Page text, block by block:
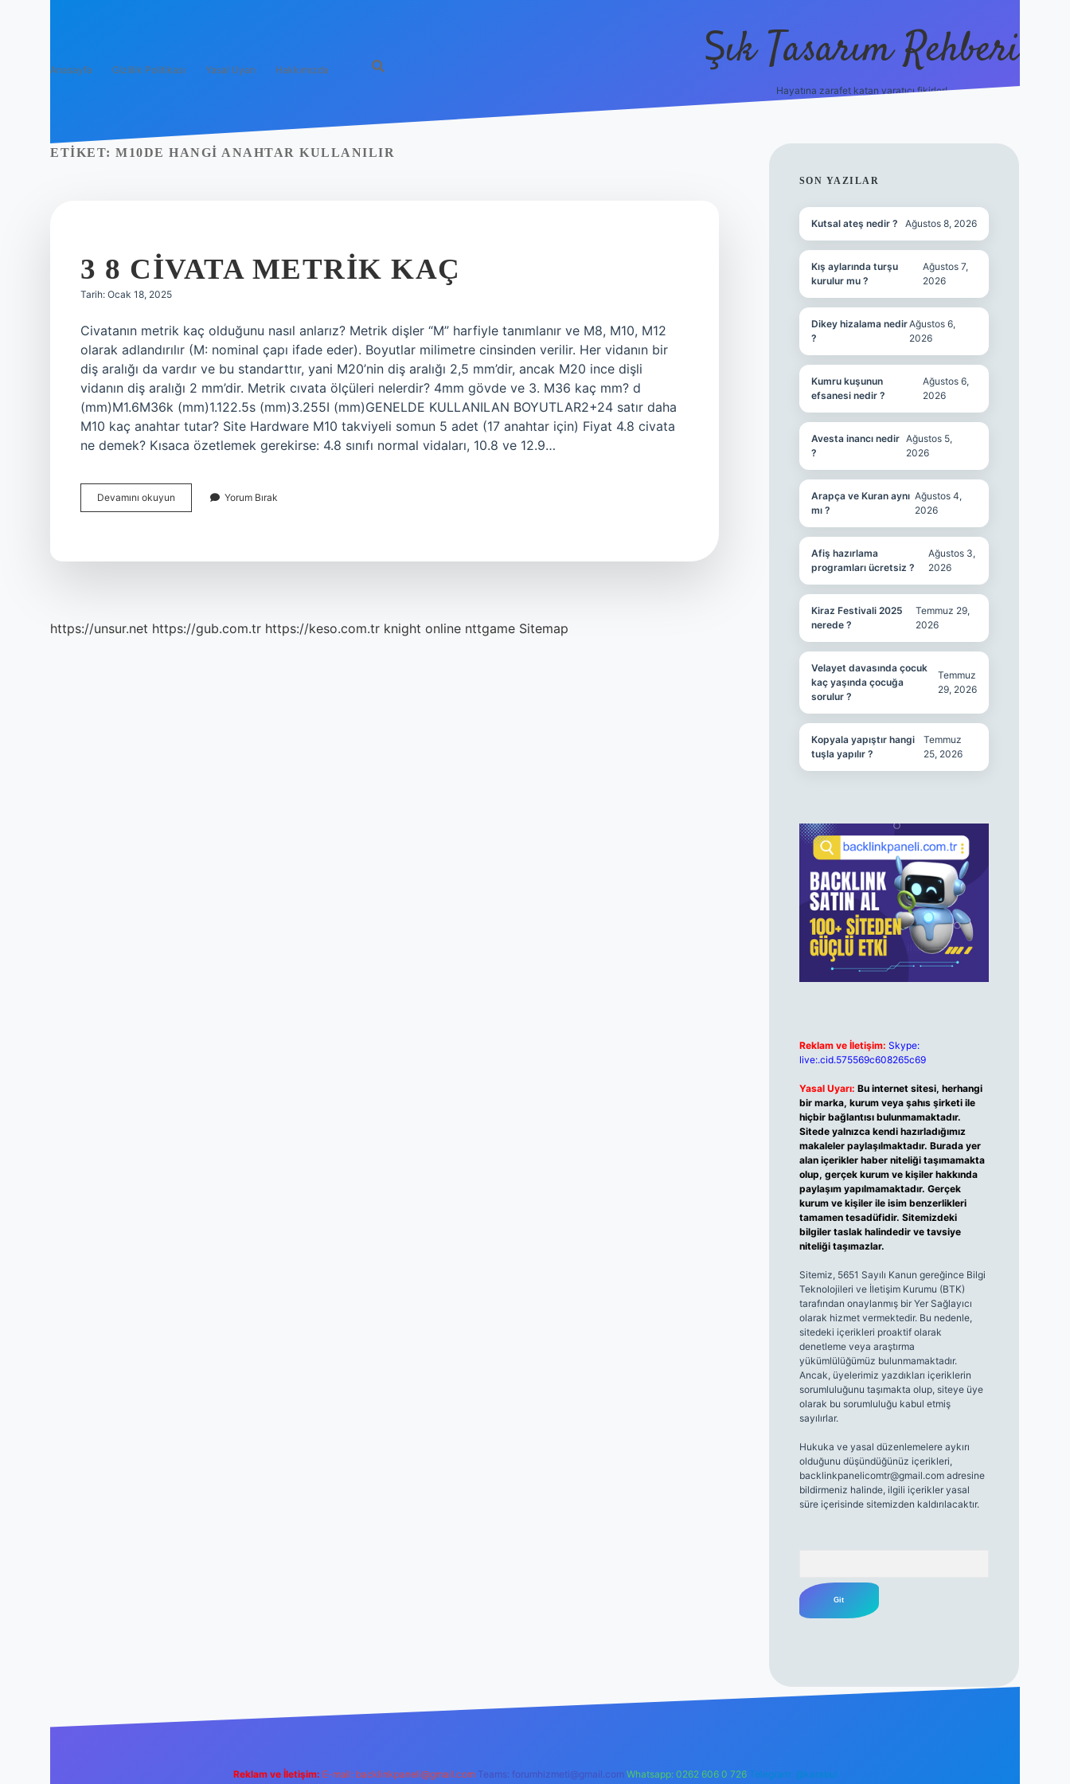
Anasayfa Gizlilik Politikası Yasal Uyarı Hakkımızda Şık Tasarım Rehberi
Hayatına zarafet katan yaratıcı fikirler!
ETIKET: M10DE HANGI ANAHTAR KULLANILIR
3 8 CIVATA METRIK KAÇ
Tarih: Ocak 18, 2025
Civatanın metrik kaç olduğunu nasıl anlarız? Metrik dişler “M” harfiyle tanımlanır ve M8, M10, M12
olarak adlandırılır (M: nominal çapı ifade eder). Boyutlar milimetre cinsinden verilir. Her vidanın bir
diş aralığı da vardır ve bu standarttır, yani M20’nin diş aralığı 2,5 mm’dir, ancak M20 ince dişli
vidanın diş aralığı 2 mm’dir. Metrik cıvata ölçüleri nelerdir? 4mm gövde ve 3. M36 kaç mm? d
(mm)M1.6M36k (mm)1.122.5s (mm)3.255I (mm)GENELDE KULLANILAN BOYUTLAR2+24 satır daha
M10 kaç anahtar tutar? Site Hardware M10 takviyeli somun 5 adet (17 anahtar için) Fiyat 4.8 civata
ne demek? Kısaca özetlemek gerekirse: 4.8 sınıfı normal vidaları, 10.8 ve 12.9…
Devamını okuyun
8
Yorum Bırak
https://unsur.net https://gub.com.tr https://keso.com.tr knight online nttgame Sitemap
SIDEBAR
SON YAZILAR
Kutsal ateş nedir ? Ağustos 8, 2026
Kış aylarında turşu
kurulur mu ?
Ağustos 7,
2026
Dikey hizalama nedir
?
Ağustos 6,
2026
Kumru kuşunun
efsanesi nedir ?
Ağustos 6,
2026
Avesta inancı nedir
?
Ağustos 5,
2026
Arapça ve Kuran aynı
mı ?
Ağustos 4,
2026
Afiş hazırlama
programları ücretsiz ?
Ağustos 3,
2026
Kiraz Festivali 2025
nerede ?
Temmuz 29,
2026
Velayet davasında çocuk
kaç yaşında çocuğa
sorulur ?
Temmuz
29, 2026
Kopyala yapıştır hangi
tuşla yapılır ?
Temmuz
25, 2026
Reklam ve İletişim: Skype:
live:.cid.575569c608265c69
Yasal Uyarı: Bu internet sitesi, herhangi
bir marka, kurum veya şahıs şirketi ile
hiçbir bağlantısı bulunmamaktadır.
Sitede yalnızca kendi hazırladığımız
makaleler paylaşılmaktadır. Burada yer
alan içerikler haber niteliği taşımamakta
olup, gerçek kurum ve kişiler hakkında
paylaşım yapılmamaktadır. Gerçek
kurum ve kişiler ile isim benzerlikleri
tamamen tesadüfidir. Sitemizdeki
bilgiler taslak halindedir ve tavsiye
niteliği taşımazlar.
Sitemiz, 5651 Sayılı Kanun gereğince Bilgi
Teknolojileri ve İletişim Kurumu (BTK)
tarafından onaylanmış bir Yer Sağlayıcı
olarak hizmet vermektedir. Bu nedenle,
sitedeki içerikleri proaktif olarak
denetleme veya araştırma
yükümlülüğümüz bulunmamaktadır.
Ancak, üyelerimiz yazdıkları içeriklerin
sorumluluğunu taşımakta olup, siteye üye
olarak bu sorumluluğu kabul etmiş
sayılırlar.
Hukuka ve yasal düzenlemelere aykırı
olduğunu düşündüğünüz içerikleri,
backlinkpanelicomtr@gmail.comadresine
bildirmeniz halinde, ilgili içerikler yasal
süre içerisinde sitemizden kaldırılacaktır.
vdcasino giriş
Reklam ve İletişim: E-mail: backlinkpaneli@gmail.com Teams: forumhizmeti@gmail.com Whatsapp: 0262 606 0 726 Telegram: @karabul